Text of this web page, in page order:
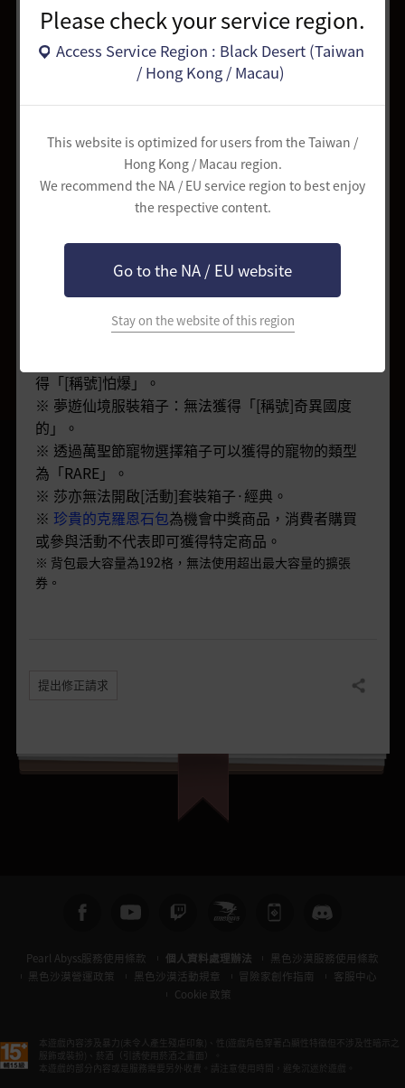
Please check your service region.
Access Service Region : Black Desert (Taiwan
/ Hong Kong / Macau)
This website is optimized for users from the Taiwan /
Hong Kong / Macau region.
We recommend the NA / EU service region to best enjoy
the respective content.
Go to the NA / EU website
Stay on the website of this region
珍貴的克羅恩石包 2個
4.5%
[活動]女僕契約箱子 1個
4.5%
萬聖節寵物選擇箱子
巴爾克斯的忠告(+60) 1個
背包欄位4格擴張券 1個
8.5%
[活動]卡瑪希伯的祝福(3日)
巴爾克斯的忠告(+40) 1個
13.0%
得「[稱號]怕爆」。
※ 夢遊仙境服裝箱子：無法獲得「[稱號]奇異國度
的」。
※ 透過萬聖節寵物選擇箱子可以獲得的寵物的類型
為「RARE」。
※ 莎亦無法開啟[活動]套裝箱子·經典。
※ 珍貴的克羅恩石包為機會中獎商品，消費者購買
或參與活動不代表即可獲得特定商品。
※ 背包最大容量為192格，無法使用超出最大容量的擴張
券。
提出修正請求 分享
Pearl Abyss服務使用條款 個人資料處理辦法
黑色沙漠服務使用條款
黑色沙漠營運政策
黑色沙漠活動規章 冒險家創作指南
客服中心
Cookie 政策
本遊戲內容涉及暴力(未令人產生殘虐印象)、性(遊戲角色穿著凸顯性特徵但不涉及性暗示之
服飾或裝扮)、菸酒（引誘使用菸酒之畫面）。
本遊戲的部分內容或是服務需要另外收費。請注意使用時間，避免沉迷於遊戲。